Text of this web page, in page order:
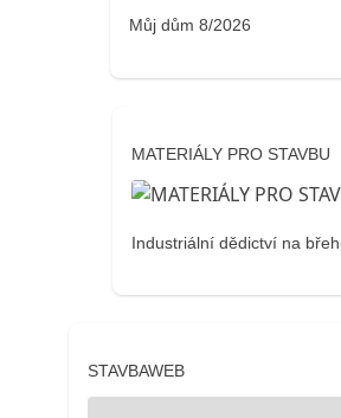
Můj dům 8/2026
MATERIÁLY PRO STAVBU
Industriální dědictví na
STAVBAWEB